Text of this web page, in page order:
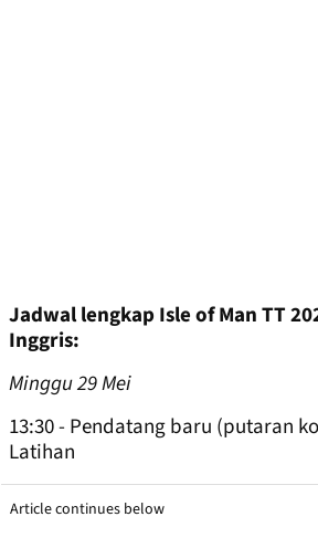
Jadwal lengkap Isle of Man TT
Inggris:
Minggu 29 Mei
13:30 - Pendatang baru (putaran
Latihan
Article continues below